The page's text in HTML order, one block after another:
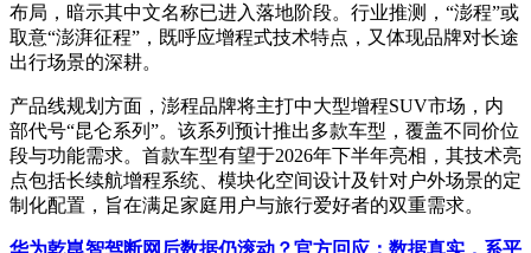
布局，暗示其中文名称已进入落地阶段。行业推测，“澎程”或
取意“澎湃征程”，既呼应增程式技术特点，又体现品牌对长途
出行场景的深耕。
产品线规划方面，澎程品牌将主打中大型增程SUV市场，内
部代号“昆仑系列”。该系列预计推出多款车型，覆盖不同价位
段与功能需求。首款车型有望于2026年下半年亮相，其技术亮
点包括长续航增程系统、模块化空间设计及针对户外场景的定
制化配置，旨在满足家庭用户与旅行爱好者的双重需求。
华为乾崑智驾断网后数据仍滚动？官方回应：数据真实，系平